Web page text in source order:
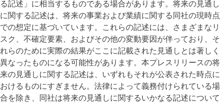
る記述」に相当するものである場合があります。将来の見通し
に関する記述は、将来の事業および業績に関する同社の現時点
での想定に基づいています。これらの記述には、さまざまなリ
スク、不確定要素、およびその他の変動要因が伴っており、そ
れらのために実際の結果がここに記載された見通しとは著しく
異なったものになる可能性があります。本プレスリリースの将
来の見通しに関する記述は、いずれもそれが公表された時点に
おけるものにすぎません。法律によって義務付けられている場
合を除き、同社は将来の見通しに関するいかなる記述について